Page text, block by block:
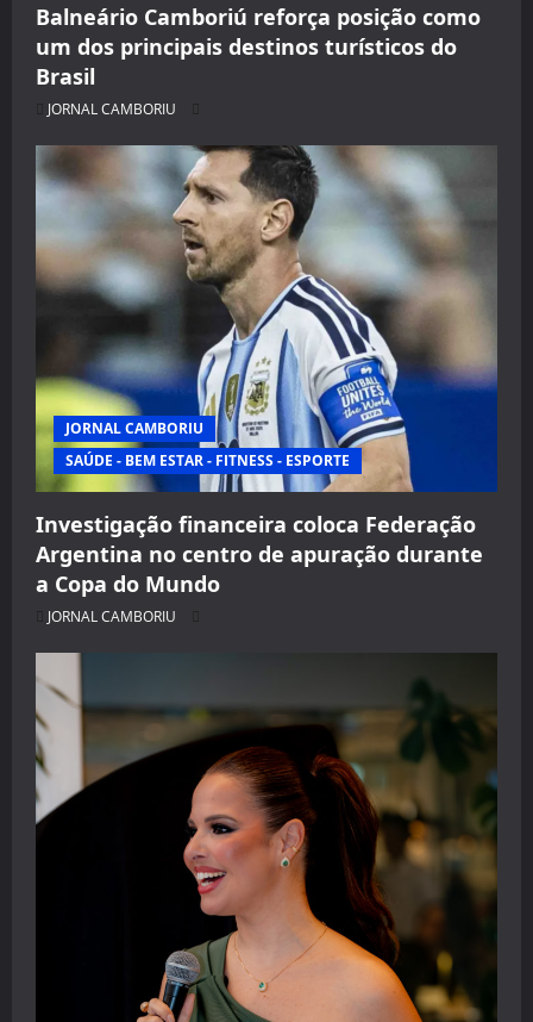
Balneário Camboriú reforça posição como
um dos principais destinos turísticos do
Brasil
JORNAL CAMBORIU
JORNAL CAMBORIU
SAÚDE - BEM ESTAR - FITNESS - ESPORTE
Investigação financeira coloca Federação
Argentina no centro de apuração durante
a Copa do Mundo
JORNAL CAMBORIU